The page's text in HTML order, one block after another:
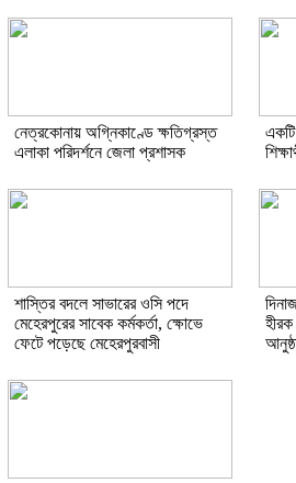
নেত্রকোনায় অগ্নিকাণ্ডে ক্ষতিগ্রস্ত
এলাকা পরিদর্শনে জেলা প্রশাসক
শাস্তির বদলে সাভারের ওসি পদে
মেহেরপুরের সাবেক কর্মকর্তা, ক্ষোভে
ফেটে পড়েছে মেহেরপুরবাসী
হীরক